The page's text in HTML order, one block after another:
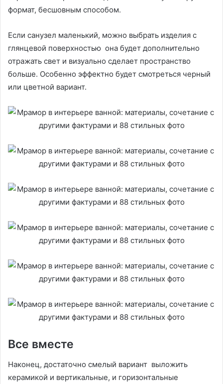
формат, бесшовным способом.
Если санузел маленький, можно выбрать изделия с
глянцевой поверхностью она будет дополнительно
отражать свет и визуально сделает пространство
больше. Особенно эффектно будет смотреться черный
или цветной вариант.
Все вместе
Наконец, достаточно смелый вариант выложить
керамикой и вертикальные, и горизонтальные